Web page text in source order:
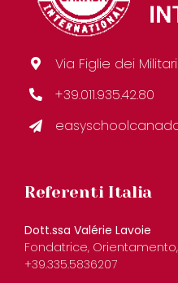
Via Figlie dei Militari
+39.011.935.42.80
Referenti Italia
Dott.ssa Valérie Lavoie
Fondatrice,
+39.335.5836207